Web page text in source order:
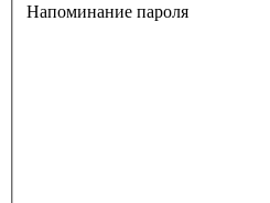
Напоминание пароля